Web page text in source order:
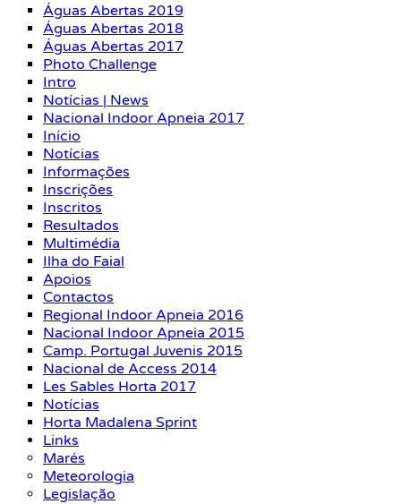
Águas Abertas 2019
Águas Abertas 2018
Águas Abertas 2017
Photo Challenge
Intro
Notícias | News
Nacional Indoor Apneia 2017
Início
Notícias
Informações
Inscrições
Inscritos
Resultados
Multimédia
Ilha do Faial
Apoios
Contactos
Regional Indoor Apneia 2016
Nacional Indoor Apneia 2015
Camp. Portugal Juvenis 2015
Nacional de Access 2014
Les Sables Horta 2017
Notícias
Horta Madalena Sprint
Links
Marés
Meteorologia
Legislação